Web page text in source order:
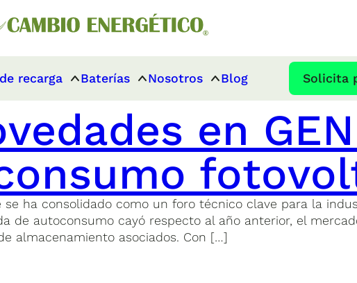
recarga Baterías Nosotros Blog Solicita
en
se ha consolidado como un foro técnico clave para la
de autoconsumo cayó respecto al año anterior, el
almacenamiento asociados. Con […]